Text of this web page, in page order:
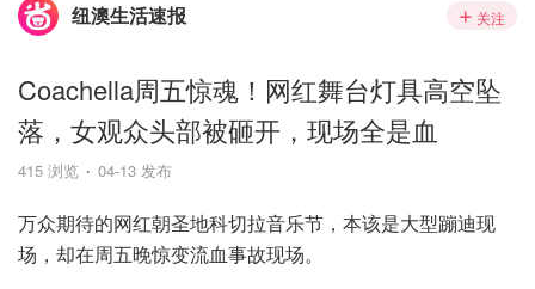
纽澳生活速报 关注
Coachella周五惊魂！网红舞台灯具高空坠
落，女观众头部被砸开，现场全是血
415 浏览 04-13 发布
万众期待的网红朝圣地科切拉音乐节，本该是大型蹦迪现
场，却在周五晚惊变流血事故现场。